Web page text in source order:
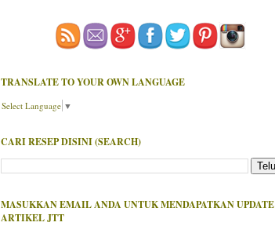
TRANSLATE TO YOUR OWN LANGUAGE
Select Language ▼
CARI RESEP DISINI (SEARCH)
MASUKKAN EMAIL ANDA UNTUK MENDAPATKAN UPDATE
ARTIKEL JTT